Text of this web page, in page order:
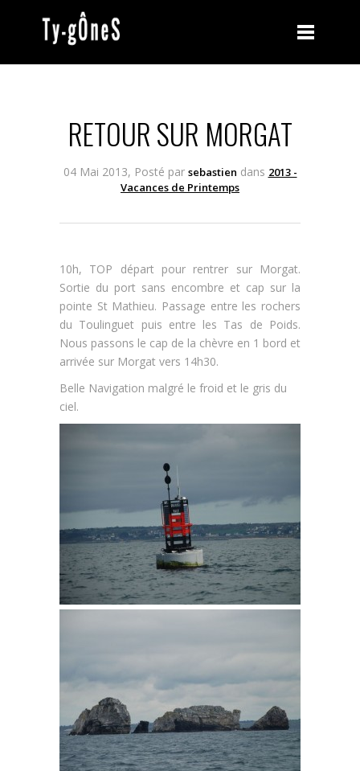
RETOUR SUR MORGAT
04 Mai 2013, Posté par sebastien dans 2013 -
Vacances de Printemps
10h, TOP départ pour rentrer sur Morgat.
Sortie du port sans encombre et cap sur la
pointe St Mathieu. Passage entre les rochers
du Toulinguet puis entre les Tas de Poids.
Nous passons le cap de la chèvre en 1 bord et
arrivée sur Morgat vers 14h30.
Belle Navigation malgré le froid et le gris du
ciel.